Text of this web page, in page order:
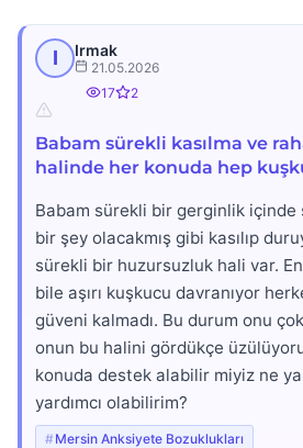
I Irmak
21.05.2026
17
2
Babam sürekli kasılma ve
halinde her konuda hep
Babam sürekli bir gerginlik içinde
bir şey olacakmış gibi kasılıp
sürekli bir huzursuzluk hali var.
bile aşırı kuşkucu davranıyor
güveni kalmadı. Bu durum onu
onun bu halini gördükçe
konuda destek alabilir miyiz ne
yardımcı olabilirim?
Mersin Anksiyete Bozuklukları